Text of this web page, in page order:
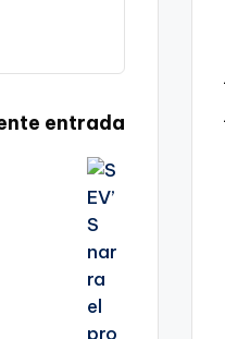
entrada